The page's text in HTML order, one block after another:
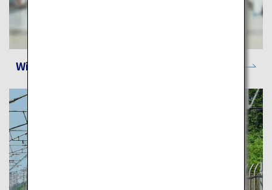
Wi-Fiスポット